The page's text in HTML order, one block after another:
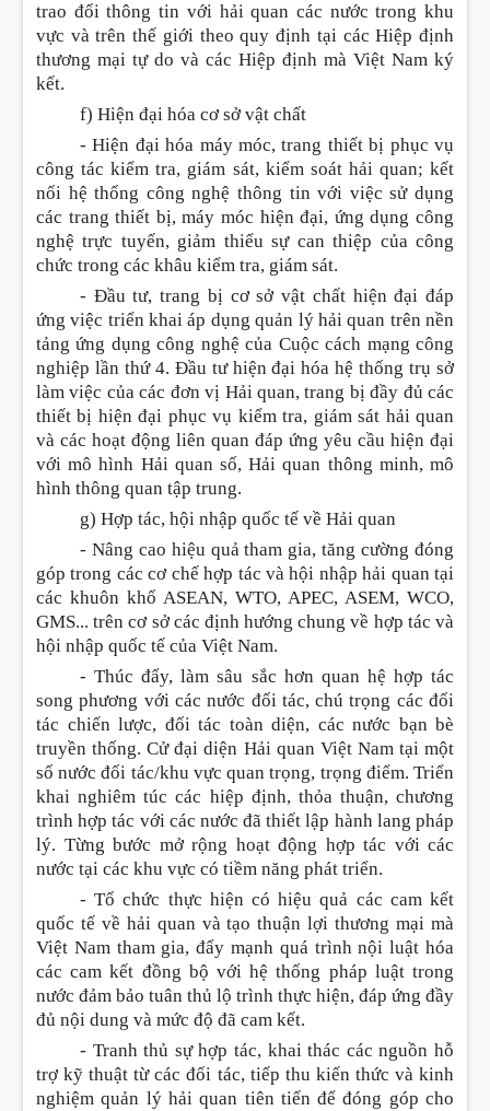
trao đổi thông tin với hải quan các nước trong khu
vực và trên thế giới theo quy định tại các Hiệp định
thương mại tự do và các Hiệp định mà Việt Nam ký
kết.
f) Hiện đại hóa cơ sở vật chất
-Hiện đại hóa máy móc, trang thiết bị phục vụ
công tác kiểm tra, giám sát, kiểm soát hải quan; kết
nối hệ thống công nghệ thông tin với việc sử dụng
các trang thiết bị, máy móc hiện đại, ứng dụng công
nghệ trực tuyến, giảm thiểu sự can thiệp của công
chức trong các khâu kiểm tra, giám sát.
- Đầu tư, trang bị cơ sở vật chất hiện đại đáp
ứng việc triển khai áp dụng quản lý hải quan trên nền
tảng ứng dụng công nghệ của Cuộc cách mạng công
nghiệp lần thứ 4. Đầu tư hiện đại hóa hệ thống trụ sở
làm việc của các đơn vị Hải quan, trang bị đầy đủ các
thiết bị hiện đại phục vụ kiểm tra, giám sát hải quan
và các hoạt động liên quan đáp ứng yêu cầu hiện đại
với mô hình Hải quan số, Hải quan thông minh, mô
hình thông quan tập trung.
g) Hợp tác, hội nhập quốc tế về Hải quan
- Nâng cao hiệu quả tham gia, tăng cường đóng
góp trong các cơ chế hợp tác và hội nhập hải quan tại
các khuôn khổ ASEAN, WTO, APEC, ASEM, WCO,
GMS... trên cơ sở các định hướng chung về hợp tác và
hội nhập quốc tế của Việt Nam.
-Thúc đẩy, làm sâu sắc hơn quan hệ hợp tác
song phương với các nước đối tác, chú trọng các đối
tác chiến lược, đối tác toàn diện, các nước bạn bè
truyền thống. Cử đại diện Hải quan Việt Nam tại một
số nước đối tác/khu vực quan trọng, trọng điểm. Triển
khai nghiêm túc các hiệp định, thỏa thuận, chương
trình hợp tác với các nước đã thiết lập hành lang pháp
lý. Từng bước mở rộng hoạt động hợp tác với các
nước tại các khu vực có tiềm năng phát triển.
-Tổ chức thực hiện có hiệu quả các cam kết
quốc tế về hải quan và tạo thuận lợi thương mại mà
Việt Nam tham gia, đẩy mạnh quá trình nội luật hóa
các cam kết đồng bộ với hệ thống pháp luật trong
nước đảm bảo tuân thủ lộ trình thực hiện, đáp ứng đầy
đủ nội dung và mức độ đã cam kết.
- Tranh thủ sự hợp tác, khai thác các nguồn hỗ
trợ kỹ thuật từ các đối tác, tiếp thu kiến thức và kinh
nghiệm quản lý hải quan tiên tiến để đóng góp cho